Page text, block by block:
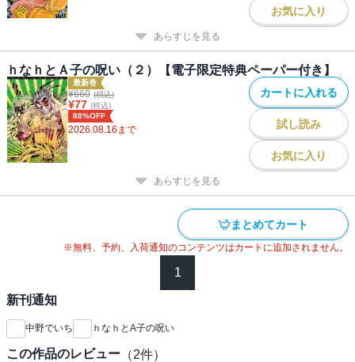
お気に入り
あらすじを見る
ｈなｈとＡ子の呪い（２）【電子限定特典ペーパー付き】
最新巻
¥660 (税込)
¥77 (税込)
88%OFF
2026.08.16 まで
カートに入れる
試し読み
お気に入り
あらすじを見る
まとめてカート
※無料、予約、入荷通知のコンテンツはカートに追加されません。
1
新刊通知
中野でいち ｈなｈとA子の呪い
この作品のレビュー （2件）